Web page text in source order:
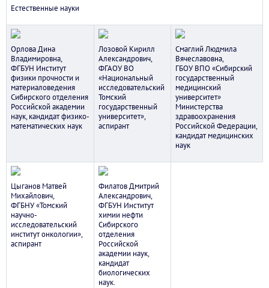
Естественные науки
Орлова Дина
Владимировна,
ФГБУН Институт
физики прочности и
материаловедения
Сибирского отделения
Российской академии
наук, кандидат физико-
математических наук
Лозовой Кирилл
Александрович,
ФГАОУ ВО
«Национальный
исследовательский
Томский
государственный
университет»,
аспирант
Смаглий Людмила
Вячеславовна,
ГБОУ ВПО «Сибирский
государственный
медицинский
университет»
Министерства
здравоохранения
Российской Федерации,
кандидат медицинских
наук
Цыганов Матвей
Михайлович,
ФГБНУ «Томский
научно-
исследовательский
институт онкологии»,
аспирант
Филатов Дмитрий
Александрович,
ФГБУН Институт
химии нефти
Сибирского
отделения
Российской
академии наук,
кандидат
биологических
наук.